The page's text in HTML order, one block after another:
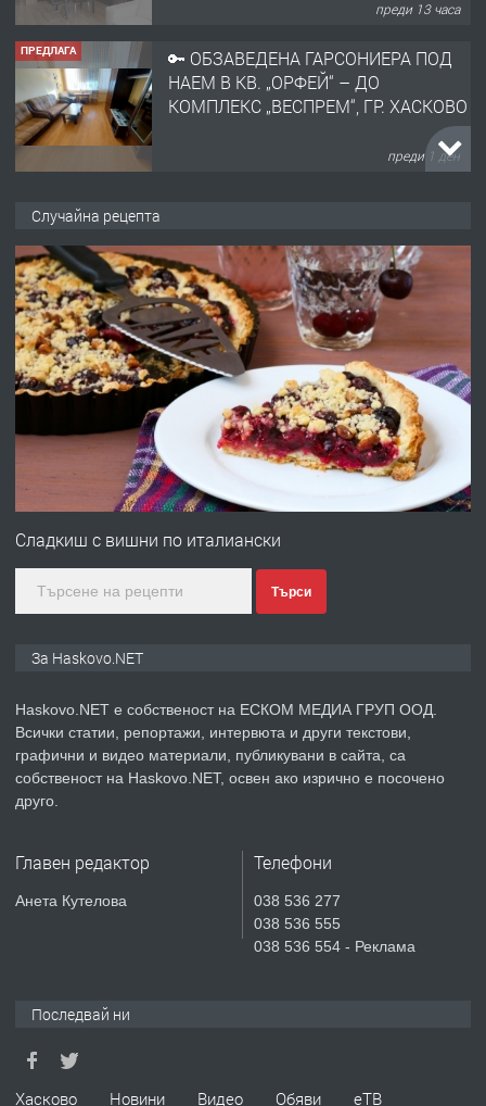
преди 13 часа
ПРЕДЛАГА
🔑 ОБЗАВЕДЕНА ГАРСОНИЕРА ПОД
НАЕМ В КВ. „ОРФЕЙ“ – ДО
КОМПЛЕКС „ВЕСПРЕМ“, ГР. ХАСКОВО
преди 1 ден
АПАРТАМЕНТ В ЦЕНТЪРА НА ГР.
ХАСКОВО
преди 2 дни
ПРЕДЛАГА Давам гараж под наем
преди 2 дни
ПРЕДЛАГА
№4120 Магазин/Офис под наем в кв.
градската градина!
преди 3 дни
ПРЕДЛАГА
Продавам парцел в гр. Хасково кв.
СГЛОБЯВАНЕ НА МЕБЕЛИ.
Случайна рецепта
Сладкиш с вишни по италиански
Търси
За Haskovo.NET
Haskovo.NET е собственост на ЕСКОМ МЕДИА ГРУП ООД.
Всички статии, репортажи, интервюта и други текстови,
графични и видео материали, публикувани в сайта, са
собственост на Haskovo.NET, освен ако изрично е посочено
друго.
Главен редактор
Анета Кутелова
Телефони
038 536 277
038 536 555
038 536 554 - Реклама
Последвай ни
Хасково Новини Видео Обяви еТВ